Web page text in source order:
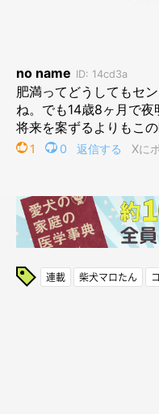
連載 柴犬マロたん